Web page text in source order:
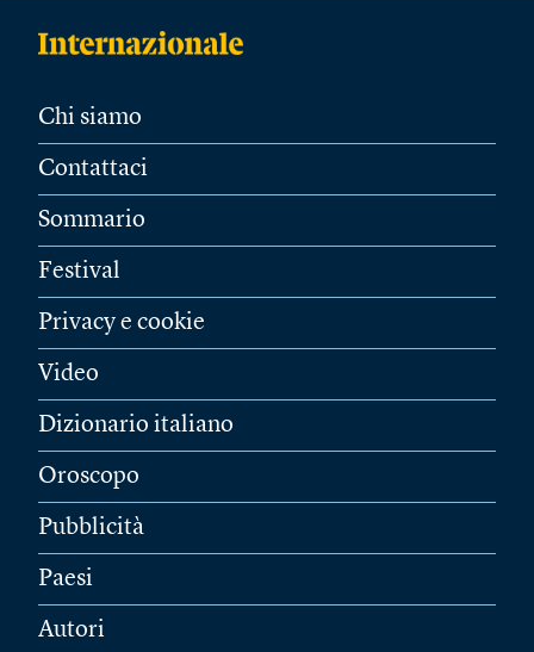
Chi siamo
Contattaci
Sommario
Festival
Privacy e cookie
Video
Dizionario italiano
Oroscopo
Pubblicità
Paesi
Autori